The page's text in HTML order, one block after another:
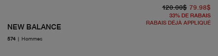
NEW BALANCE
574 | Hommes
120.00$ 79.98$
33% DE RABAIS
À
RABAIS DÉJÀ APPLIQUÉ